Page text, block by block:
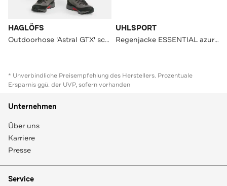
HAGLÖFS
Outdoorhose 'Astral GTX' schwarz
UHLSPORT
Regenjacke ESSENTIAL azurblau/weiß
* Unverbindliche Preisempfehlung des Herstellers. Prozentuale
Ersparnis ggü. der UVP, sofern vorhanden
Unternehmen
Über uns
Karriere
Presse
Service